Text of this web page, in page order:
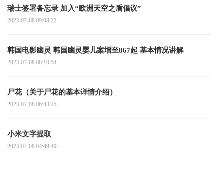
瑞士签署备忘录 加入“欧洲天空之盾倡议”
2023-07-08 09:08:22
韩国电影幽灵 韩国幽灵婴儿案增至867起 基本情况讲解
2023-07-08 08:10:54
尸花（关于尸花的基本详情介绍）
2023-07-08 06:43:25
小米文字提取
2023-07-08 04:49:40